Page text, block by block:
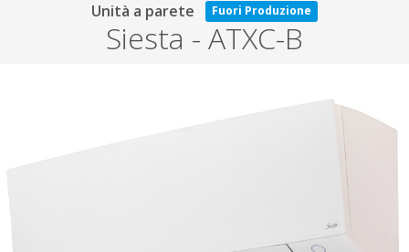
Unità a parete Fuori Produzione
Siesta - ATXC-B